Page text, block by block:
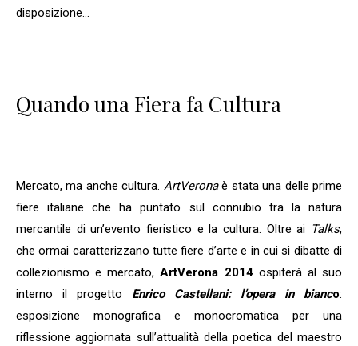
disposizione…
Quando una Fiera fa Cultura
Mercato, ma anche cultura. ArtVeronaè stata una delle prime
fiere italiane che ha puntato sul connubio tra la natura
mercantile di un’evento fieristico e la cultura. Oltre ai Talks,
che ormai caratterizzano tutte fiere d’arte e in cui si dibatte di
collezionismo e mercato,ArtVerona 2014ospiterà al suo
interno il progetto Enrico Castellani: l’opera in bianco:
esposizione monografica e monocromatica per una
riflessione aggiornata sull’attualità della poetica del maestro